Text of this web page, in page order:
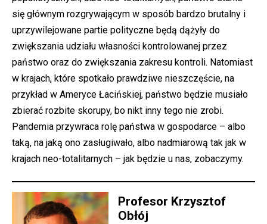
się głównym rozgrywającym w sposób bardzo brutalny i
uprzywilejowane partie polityczne będą dążyły do
zwiększania udziału własności kontrolowanej przez
państwo oraz do zwiększania zakresu kontroli. Natomiast
w krajach, które spotkało prawdziwe nieszczęście, na
przykład w Ameryce Łacińskiej, państwo będzie musiało
zbierać rozbite skorupy, bo nikt inny tego nie zrobi.
Pandemia przywraca rolę państwa w gospodarce – albo
taką, na jaką ono zasługiwało, albo nadmiarową tak jak w
krajach neo-totalitarnych – jak będzie u nas, zobaczymy.
Profesor Krzysztof
Obłój